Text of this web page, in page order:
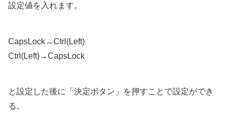
設定値を入れます。
CapsLock→Ctrl(Left)
Ctrl(Left)→CapsLock
と設定した後に「決定ボタン」を押すことで設定ができ
る。